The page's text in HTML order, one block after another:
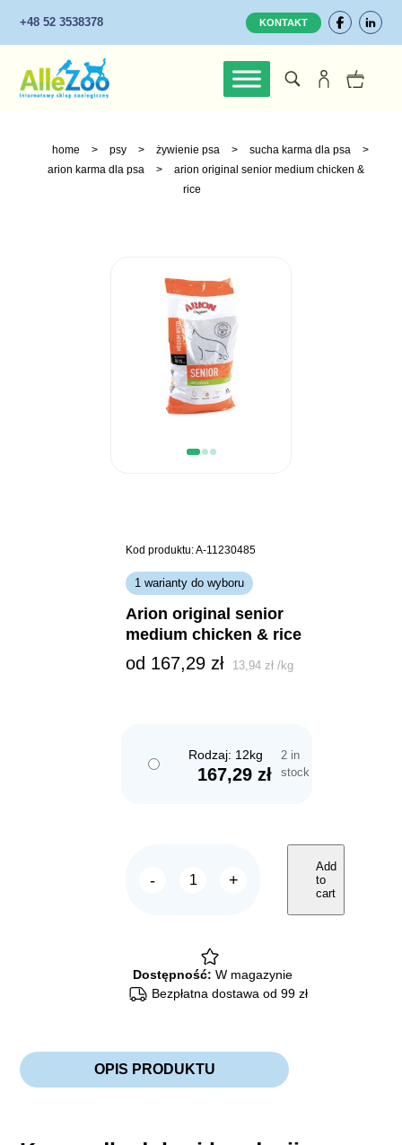
+48 52 3538378 KONTAKT
home > psy > żywienie psa > sucha karma dla psa
>
arion karma dla psa
>
arion original senior medium chicken &
rice
Kod produktu: A-11230485
1 warianty do wyboru
arion original senior
medium chicken & rice
od 167,29 zł 13,94zł /kg
Rodzaj: 12kg
167,29zł
2 in
stock
-
ARION
Rice
quantity
+
Add
to
cart
Dostępność: W magazynie
Bezpłatna dostawa od 99 zł
OPIS PRODUKTU